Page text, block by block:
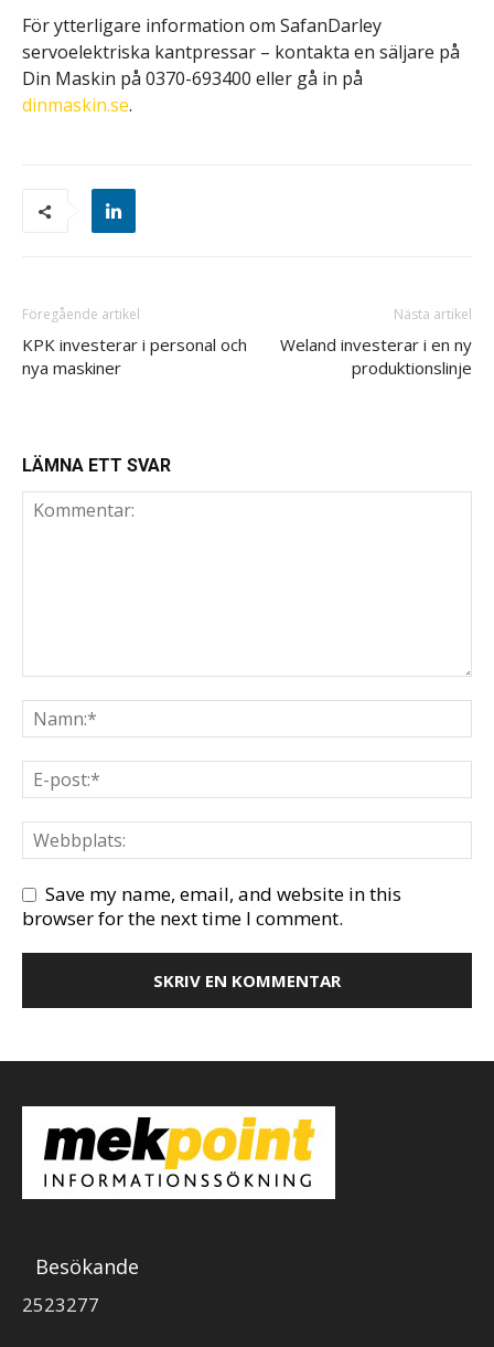
För ytterligare information om SafanDarley
servoelektriska kantpressar – kontakta en säljare på
Din Maskin på 0370-693400 eller gå in på
dinmaskin.se.
Föregående artikel
KPK investerar i personal och
nya maskiner
Nästa artikel
Weland investerar i en ny
produktionslinje
LÄMNA ETT SVAR
Save my name, email, and website in this
browser for the next time I comment.
Besökande
2523277